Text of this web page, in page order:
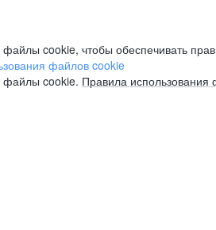
cookie, чтобы обеспечивать
файлов cookie
файлы cookie. Правила использования